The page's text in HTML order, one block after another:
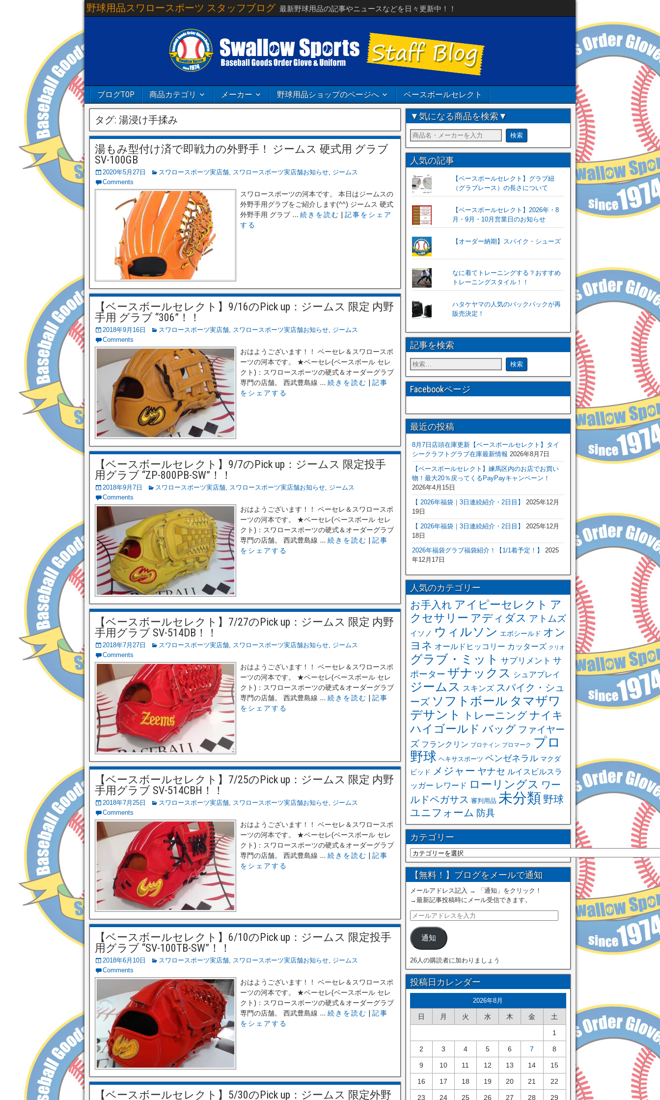
野球用品スワロースポーツ スタッフブログ 最新野球用品の記事やニュースなどを日々更新中！！
ブログTOP 商品カテゴリ メーカー 野球用品ショップのページへ ベースボールセレクト
タグ: 湯浸け手揉み
湯もみ型付け済で即戦力の外野手！ ジームス 硬式用 グラブ
SV-100GB
2020年5月27日 スワロースポーツ実店舗, スワロースポーツ実店舗お知らせ, ジームス
Comments
スワロースポーツの河本です。 本日はジームスの
外野手用グラブをご紹介します(^^) ジームス 硬式
外野手用 グラブ ... 続きを読む
記事をシェア
する
【ベースボールセレクト】9/16のPick up：ジームス 限定 内野
手用 グラブ “306”！！
2018年9月16日 スワロースポーツ実店舗, スワロースポーツ実店舗お知らせ, ジームス
Comments
おはようございます！！ ベーセレ＆スワロースポ
ーツの河本です。 ★ベーセレ(ベースボール セレ
クト)：スワロースポーツの硬式＆オーダーグラブ
専門の店舗。 西武豊島線 ... 続きを読む
記事
をシェアする
【ベースボールセレクト】9/7のPick up：ジームス 限定投手
用グラブ “ZP-800PB-SW”！！
2018年9月7日 スワロースポーツ実店舗, スワロースポーツ実店舗お知らせ, ジームス
Comments
おはようございます！！ ベーセレ＆スワロースポ
ーツの河本です。 ★ベーセレ(ベースボール セレ
クト)：スワロースポーツの硬式＆オーダーグラブ
専門の店舗。 西武豊島線 ... 続きを読む
記事
をシェアする
【ベースボールセレクト】7/27のPick up：ジームス 限定 内野
手用グラブ SV-514DB！！
2018年7月27日 スワロースポーツ実店舗, スワロースポーツ実店舗お知らせ, ジームス
Comments
おはようございます！！ ベーセレ＆スワロースポ
ーツの河本です。 ★ベーセレ(ベースボール セレ
クト)：スワロースポーツの硬式＆オーダーグラブ
専門の店舗。 西武豊島線 ... 続きを読む
記事
をシェアする
【ベースボールセレクト】7/25のPick up：ジームス 限定 内野
手用グラブ SV-514CBH！！
2018年7月25日 スワロースポーツ実店舗, スワロースポーツ実店舗お知らせ, ジームス
Comments
おはようございます！！ ベーセレ＆スワロースポ
ーツの河本です。 ★ベーセレ(ベースボール セレ
クト)：スワロースポーツの硬式＆オーダーグラブ
専門の店舗。 西武豊島線 ... 続きを読む
記事
をシェアする
【ベースボールセレクト】6/10のPick up：ジームス 限定投手
用グラブ “SV-100TB-SW”！！
2018年6月10日 スワロースポーツ実店舗, スワロースポーツ実店舗お知らせ, ジームス
Comments
おはようございます！！ ベーセレ＆スワロースポ
ーツの河本です。 ★ベーセレ(ベースボール セレ
クト)：スワロースポーツの硬式＆オーダーグラブ
専門の店舗。 西武豊島線 ... 続きを読む
記事
をシェアする
【ベースボールセレクト】5/30のPick up：ジームス 限定外野
▼気になる商品を検索▼
人気の記事
【ベースボールセレクト】グラブ紐
（グラブレース）の長さについて
【ベースボールセレクト】2026年・8
月・9月・10月営業日のお知らせ
【オーダー納期】スパイク・シューズ
なに着てトレーニングする？おすすめ
トレーニングスタイル！！
ハタケヤマの人気のバックパックが再
販売決定！
記事を検索
Facebookページ
最近の投稿
8月7日店頭在庫更新【ベースボールセレクト】タイ
シークラフトグラブ在庫最新情報 2026年8月7日
【ベースボールセレクト】練馬区内のお店でお買い
物！最大20％戻ってくるPayPayキャンペーン！
2026年4月15日
【 2026年福袋｜3日連続紹介・2日目】
2025年12月
19日
【 2026年福袋｜3日連続紹介・2日目】
2025年12月
18日
2026年福袋グラブ福袋紹介！【1/1着予定！】
2025
年12月17日
人気のカテゴリー
お手入れ アイピーセレクト ア
クセサリー アディダス アトムズ
イソノ ウィルソン エボシールド オン
ヨネ オールドヒッコリー カッターズ クリオ
グラブ・ミット サプリメント サ
ポーター ザナックス シュアプレイ
ジームス スキンズ スパイク・シュ
ーズ ソフトボール タマザワ
デサント
トレーニングナイキ
ハイゴールド バッグ ファイヤー
ズ フランクリン プロテイン プロマーク プロ
野球 ヘキサスポーツ ベンゼネラル マクダ
ビッド
メジャー ヤナセ ルイスビルスラ
ッガー レワード ローリングス ワー
ルドペガサス 審判用品 未分類 野球
ユニフォーム 防具
カテゴリー
【無料！】ブログをメールで通知
メールアドレス記入 → 「通知」をクリック！
→最新記事投稿時にメール受信できます。
通知
26人の購読者に加わりましょう
投稿日カレンダー
2026年8月
日 月 火 水 木 金 土
1
2 3 4 5 6 7 8
9 10 11 12 13 14 15
16 17 18 19 20 21 22
23 24 25 26 27 28 29